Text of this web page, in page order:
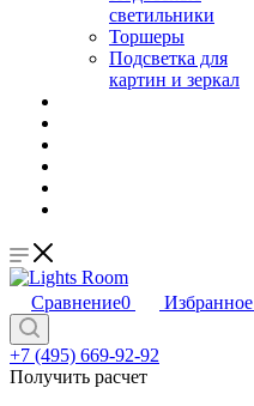
светильники
Торшеры
Подсветка для
картин и зеркал
Сравнение0 Избранное
+7 (495) 669-92-92
Получить расчет